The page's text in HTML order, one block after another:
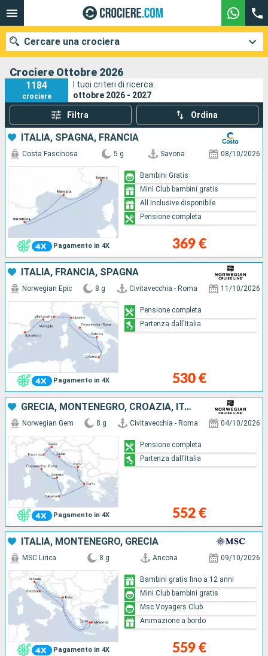
Cercare una crociera
Le nostre destinazioni
Mesi di partenza
Ricerca
Crociere Ottobre 2026
1184
crociere
I tuoi criteri di ricerca:
ottobre 2026 - 2027
Filtra Ordina
ITALIA, SPAGNA, FRANCIA
Pagamento in 4X
Costa Fascinosa 5 g Savona 08/10/2026
369 €
Bambini Gratis
Mini Club bambini gratis
All Inclusive disponibile
Pensione completa
ITALIA, FRANCIA, SPAGNA
Pagamento in 4X
Norwegian Epic 8 g Civitavecchia - Roma 11/10/2026
530 €
Pensione completa
Partenza dall'Italia
GRECIA, MONTENEGRO, CROAZIA, ITALIA
Pagamento in 4X
Norwegian Gem 8 g Civitavecchia - Roma 04/10/2026
552 €
Pensione completa
Partenza dall'Italia
ITALIA, MONTENEGRO, GRECIA
Pagamento in 4X
MSC Lirica 8 g Ancona 09/10/2026
559 €
Bambini gratis fino a 12 anni
Mini Club bambini gratis
Msc Voyagers Club
Animazione a bordo